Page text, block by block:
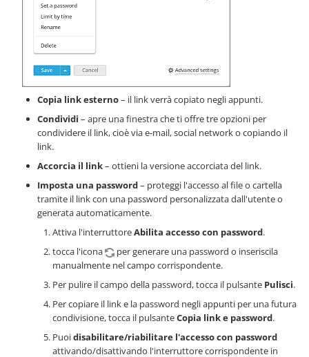
Copia link esterno– il link verrà copiato negli appunti.
Condividi – apre una finestra che ti offre tre opzioni per
condividere il link, cioè via e-mail, social network o copiando il
link.
Accorcia il link– ottieni la versione accorciata del link.
Imposta una password– proteggi l'accesso al file o cartella
tramite il link con una password personalizzata dall'utente o
generata automaticamente.
Attiva l'interruttoreAbilita accesso con password.
tocca l'icona
per generare una password o inseriscila
manualmente nel campo corrispondente.
Per pulire il campo della password, tocca il pulsante Pulisci.
Per copiare il link e la password negli appunti per una futura
condivisione, tocca il pulsanteCopia link e password.
Puoidisabilitare/riabilitare l'accesso con password
attivando/disattivando l'interruttore corrispondente in